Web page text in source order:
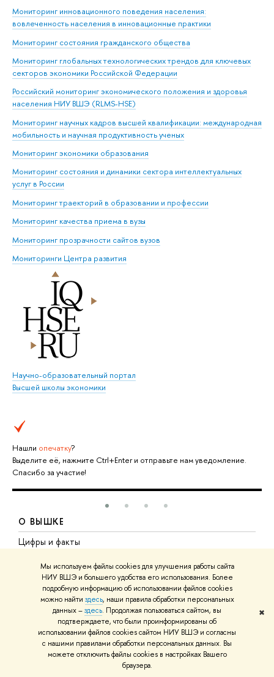
Мы используем файлы cookies для улучшения работы сайта
НИУ ВШЭ и большего удобства его использования. Более
подробную информацию об использовании файлов cookies
можно найти здесь, наши правила обработки персональных
данных –здесь. Продолжая пользоваться сайтом, вы
подтверждаете, что были проинформированы об
использовании файлов cookies сайтом НИУ ВШЭ и согласны
с нашими правилами обработки персональных данных. Вы
можете отключить файлы cookies в настройках Вашего
браузера.
✖
Мониторинг инновационного поведения населения:
вовлеченность населения в инновационные практики
Мониторинг состояния гражданского общества
Мониторинг глобальных технологических трендов для ключевых
секторов экономики Российской Федерации
Российский мониторинг экономического положения и здоровья
населения НИУ ВШЭ (RLMS-HSE)
Мониторинг научных кадров высшей квалификации: международная
мобильность и научная продуктивность ученых
Мониторинг экономики образования
Мониторинг состояния и динамики сектора интеллектуальных
услуг в России
Мониторинг траекторий в образовании и профессии
Мониторинг качества приема в вузы
Мониторинг прозрачности сайтов вузов
Мониторинги Центра развития
Научно-образовательный портал
Высшей школы экономики
Нашли опечатку?
Выделите её, нажмите Ctrl+Enter и отправьте нам уведомление.
Спасибо за участие!
О ВЫШКЕ
Цифры и факты
Руководство и структура
Устойчивое развитие в НИУ ВШЭ
Преподаватели и сотрудники
Корпуса и общежития
Закупки
Обращения граждан в НИУ ВШЭ